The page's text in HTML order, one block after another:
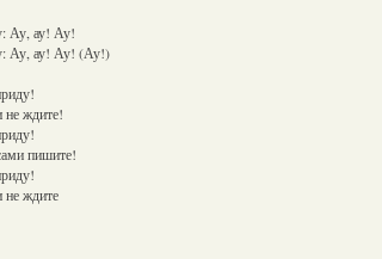
Ау, ау! Ау!
Ау, ау! Ау! (Ау!)
ждите!
пишите!
не ждите